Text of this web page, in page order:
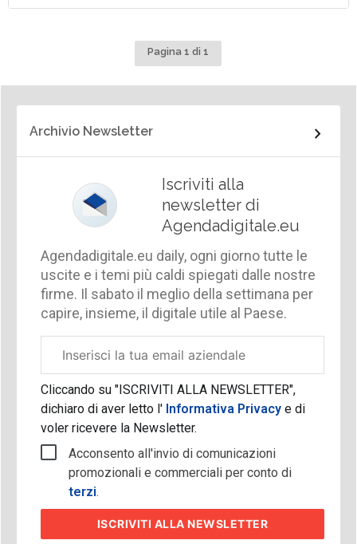
Pagina 1 di 1
Archivio Newsletter
Iscriviti alla
newsletter di
Agendadigitale.eu
Agendadigitale.eu daily, ogni giorno tutte le
uscite e i temi più caldi spiegati dalle nostre
firme. Il sabato il meglio della settimana per
capire, insieme, il digitale utile al Paese.
aziendale
Cliccando su "ISCRIVITI ALLA NEWSLETTER",
dichiaro di aver letto l'Informativa Privacy e di
voler ricevere la Newsletter.
Acconsento all'invio di comunicazioni
promozionali e commerciali per conto di
terzi.
ISCRIVITI ALLA NEWSLETTER